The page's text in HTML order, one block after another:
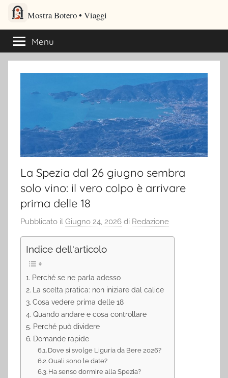
Salta
contenuto
Mostra Botero – Viaggi
Viaggi culturali e itinerari turistici per gli amanti dei viaggi
Menu
La Spezia dal 26 giugno sembra
solo vino: il vero colpo è arrivare
prima delle 18
Pubblicato il Giugno 24, 2026 di Redazione
Indice dell'articolo
Perché se ne parla adesso
La scelta pratica: non iniziare dal calice
Cosa vedere prima delle 18
Quando andare e cosa controllare
Perché può dividere
Domande rapide
Dove si svolge Liguria da Bere 2026?
Quali sono le date?
Ha senso dormire alla Spezia?